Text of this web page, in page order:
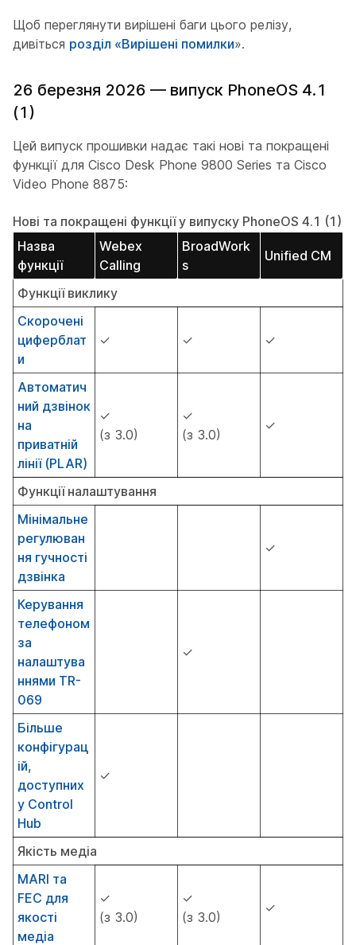
Щоб переглянути вирішені баги цього релізу,
дивіться розділ «Вирішені помилки».
26 березня 2026 — випуск PhoneOS 4.1
(1)
Цей випуск прошивки надає такі нові та покращені
функції для Cisco Desk Phone 9800 Series та Cisco
Video Phone 8875:
Нові та покращені функції у випуску PhoneOS 4.1 (1)
Назва
функції
Webex
Calling
BroadWork
s
Unified CM
Функції виклику
Скорочені
циферблат
и
✓ ✓ ✓
Автоматич
ний дзвінок
на
приватній
лінії (PLAR)
✓
(з 3.0)
✓
(з 3.0)
✓
Функції налаштування
Мінімальне
регулюван
ня гучності
дзвінка
✓
Керування
телефоном
за
налаштува
ннями TR-
069
✓
Більше
конфігурац
ій,
доступних
у Control
Hub
✓
Якість медіа
MARI та
FEC для
якості
медіа
✓
(з 3.0)
✓
(з 3.0)
✓